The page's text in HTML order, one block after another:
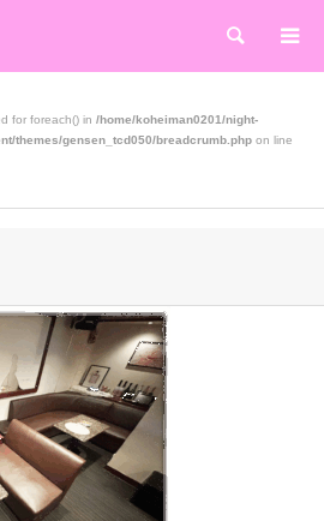
検索
for foreach() in /home/koheiman0201/night-
themes/gensen_tcd050/breadcrumb.php on line